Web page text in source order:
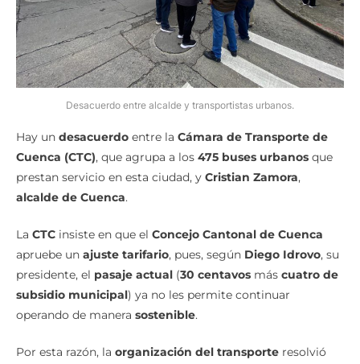
Desacuerdo entre alcalde y transportistas urbanos.
Hay un desacuerdo entre la Cámara de Transporte de
Cuenca (CTC), que agrupa a los 475 buses urbanos que
prestan servicio en esta ciudad, y Cristian Zamora,
alcalde de Cuenca.
La CTC insiste en que el Concejo Cantonal de Cuenca
apruebe un ajuste tarifario, pues, según Diego Idrovo, su
presidente, el pasaje actual (30 centavos más cuatro de
subsidio municipal) ya no les permite continuar
operando de manera sostenible.
Por esta razón, la organización del transporte resolvió